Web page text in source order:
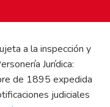
a la inspección y
Jurídica:
de 1895 expedida
judiciales